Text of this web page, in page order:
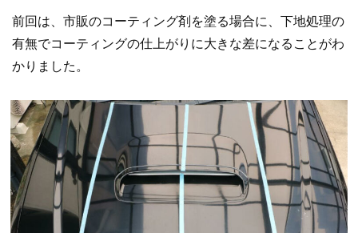
前回は、市販のコーティング剤を塗る場合に、下地処理の
有無でコーティングの仕上がりに大きな差になることがわ
かりました。